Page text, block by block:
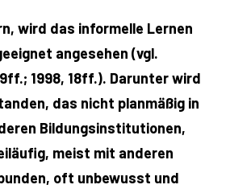
wird das informelle Lernen
angesehen (vgl.
1998, 18ff.). Darunter wird
das nicht planmäßig in
Bildungsinstitutionen,
meist mit anderen
oft unbewusst und